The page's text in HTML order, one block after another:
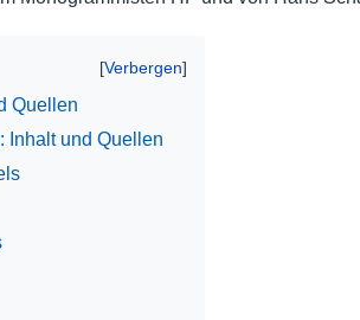
Quellen
Inhalt und Quellen